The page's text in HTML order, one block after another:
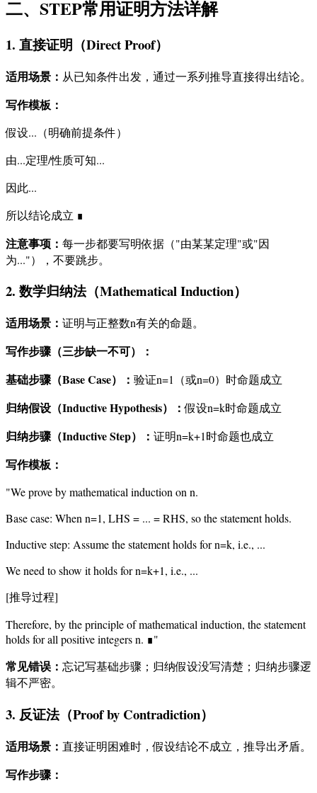
二、STEP常用证明方法详解
1. 直接证明（Direct Proof）
适用场景： 从已知条件出发，通过一系列推导直接得出结论。
写作模板：
假设...（明确前提条件）
由...定理/性质可知...
因此...
所以结论成立 ∎
注意事项： 每一步都要写明依据（"由某某定理"或"因
为..."），不要跳步。
2. 数学归纳法（Mathematical Induction）
适用场景： 证明与正整数n有关的命题。
写作步骤（三步缺一不可）：
基础步骤（Base Case）： 验证n=1（或n=0）时命题成立
归纳假设（Inductive Hypothesis）：假设n=k时命题成立
归纳步骤（Inductive Step）： 证明n=k+1时命题也成立
写作模板：
"We prove by mathematical induction on n.
Base case: When n=1, LHS = ... = RHS, so the statement holds.
Inductive step: Assume the statement holds for n=k, i.e., ...
We need to show it holds for n=k+1, i.e., ...
[推导过程]
Therefore, by the principle of mathematical induction, the statement
holds for all positive integers n. ∎"
常见错误： 忘记写基础步骤；归纳假设没写清楚；归纳步骤逻
辑不严密。
3. 反证法（Proof by Contradiction）
适用场景： 直接证明困难时，假设结论不成立，推导出矛盾。
写作步骤：